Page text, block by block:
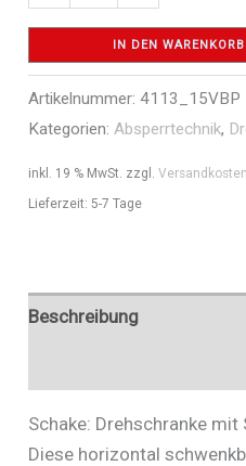
mit
Seilzugverstärkung
-
Art.Nr.
4113_15VBP
IN DEN WARENKORB
Artikelnummer:4113_15VBP
Kategorien:Absperrtechnik,
inkl. 19 % MwSt. zzgl.Versandkosten
Lieferzeit: 5-7 Tage
Beschreibung
Schake: Drehschranke
Diese horizontal